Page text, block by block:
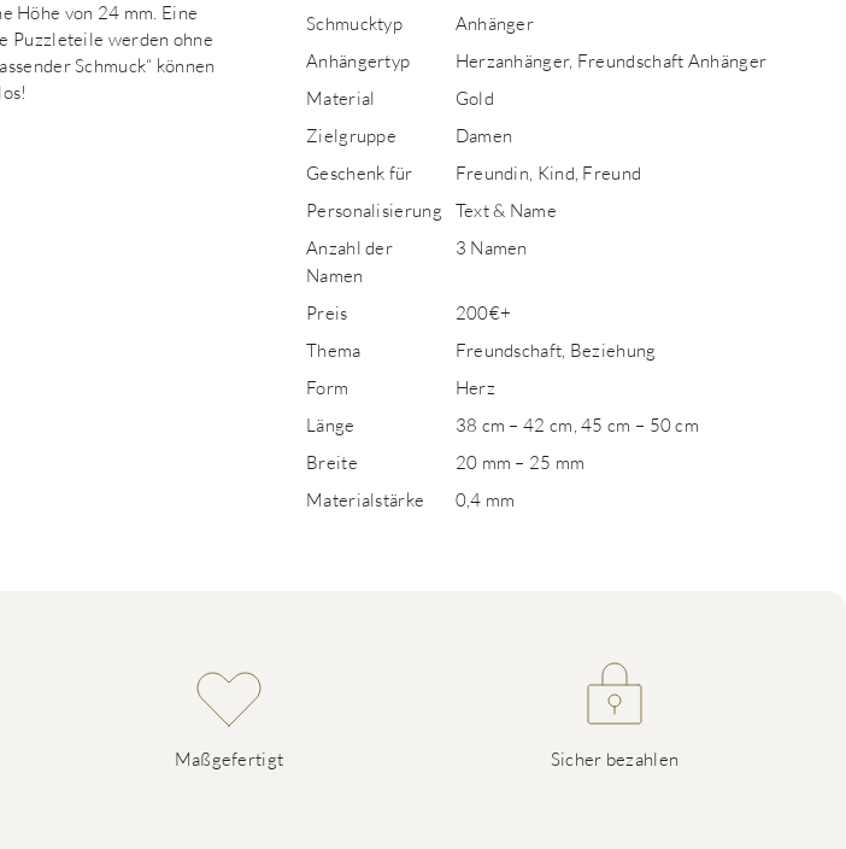
Höhe von 24 mm. Eine
Puzzleteile werden ohne
Schmuck“ können
Schmucktyp
Anhänger
Anhängertyp
Herzanhänger, Freundschaft Anhänger
Material
Gold
Zielgruppe
Damen
Geschenk für
Freundin, Kind, Freund
Personalisierung
Text & Name
Anzahl der
Namen
3 Namen
Preis
200€+
Thema
Freundschaft, Beziehung
Form
Herz
Länge
38 cm – 42 cm, 45 cm – 50 cm
Breite
20 mm – 25 mm
Materialstärke
0,4 mm
Maßgefertigt Sicher bezahlen